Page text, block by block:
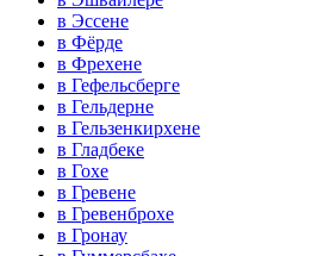
в Эссене
в Фёрде
в Фрехене
в Гефельсберге
в Гельдерне
в Гельзенкирхене
в Гладбеке
в Гохе
в Гревене
в Гревенброхе
в Гронау